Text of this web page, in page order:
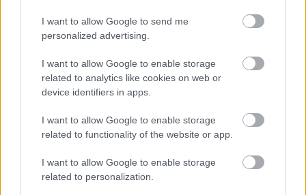
I want to allow Google to send me
personalized advertising.
I want to allow Google to enable storage
related to analytics like cookies on web or
device identifiers in apps.
I want to allow Google to enable storage
related to functionality of the website or app.
I want to allow Google to enable storage
related to personalization.
Ajánlott bejegyzések:
Gizella Pince kóstoló a Kálvária Pincében
(2026)
Tarcal kétszer - Kikelet Tarczal Furmint
és Hárslevelű 2022